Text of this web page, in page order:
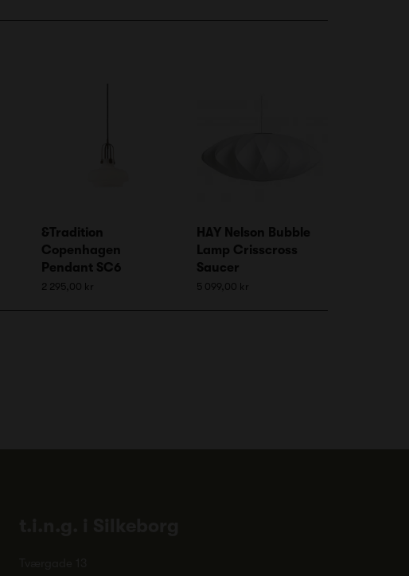
&Tradition
Copenhagen
Pendant SC6
2 295,00 kr
HAY Nelson Bubble
Lamp Crisscross
Saucer
5 099,00 kr